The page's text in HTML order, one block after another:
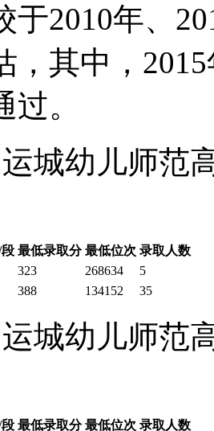
于2010年、
，其中，
。
城幼儿师范
最低录取分 最低位次 录取人数
323 268634
5
388 134152 35
城幼儿师范
最低录取分 最低位次 录取人数